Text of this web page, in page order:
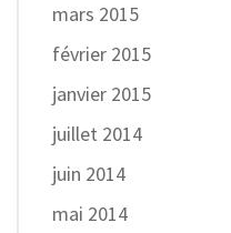
mars 2015
février 2015
janvier 2015
juillet 2014
juin 2014
mai 2014